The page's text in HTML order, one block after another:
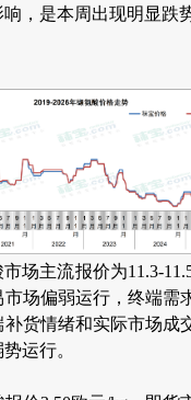
，是本周出现明显跌
场主流报价为11.3-
场偏弱运行，终端需
补货情绪和实际市场成
运行。